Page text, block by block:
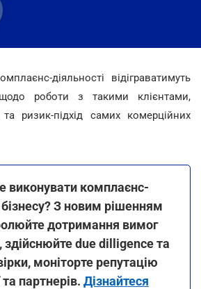
діяльності відіграватимуть
роботи з такими клієнтами,
ризик-підхід самих комерційних
виконувати комплаєнс-
З новим рішенням
дотримання вимог
здійснюйте due dilligence та
моніторте репутацію
партнерів. Дізнайтеся